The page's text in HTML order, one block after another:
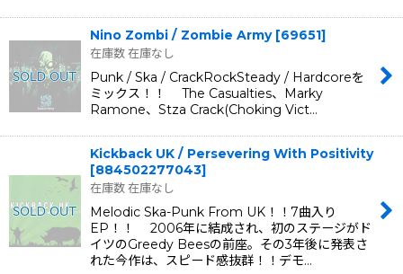
Nino Zombi / Zombie Army [69651]
在庫数 在庫なし
Punk / Ska / CrackRockSteady / Hardcoreを
ミックス！！ The Casualties、Marky
Ramone、Stza Crack(Choking Vict…
Kickback UK / Persevering With Positivity
[884502277043]
在庫数 在庫なし
Melodic Ska-Punk From UK！！7曲入り
EP！！ 2006年に結成され、初のステージがド
イツのGreedy Beesの前座。その3年後に発表さ
れた今作は、スピード感抜群！！デモ…